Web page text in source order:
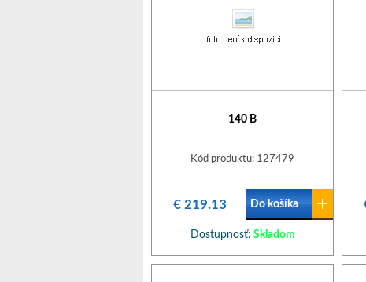
140 B
Kód produktu: 127479
€ 219.13 Do košíka
Dostupnosť: Skladom